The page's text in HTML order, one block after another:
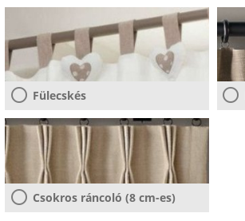
Fülecskés
Csokros ráncoló (8 cm-es)